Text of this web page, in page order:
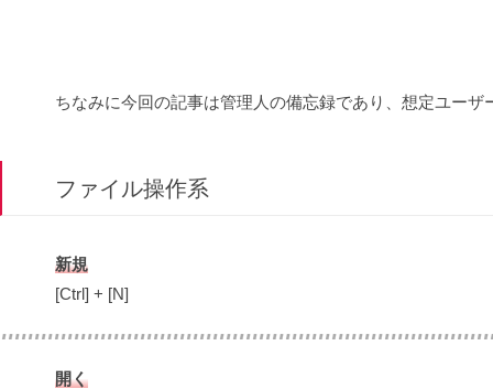
ちなみに今回の記事は管理人の備忘録であり、想定ユーザ
ファイル操作系
新規
[Ctrl] + [N]
開く